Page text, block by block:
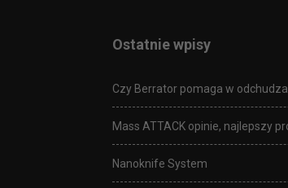
Ostatnie wpisy
Czy Berrator pomaga w
Mass ATTACK opinie, najlepszy
Nanoknife System